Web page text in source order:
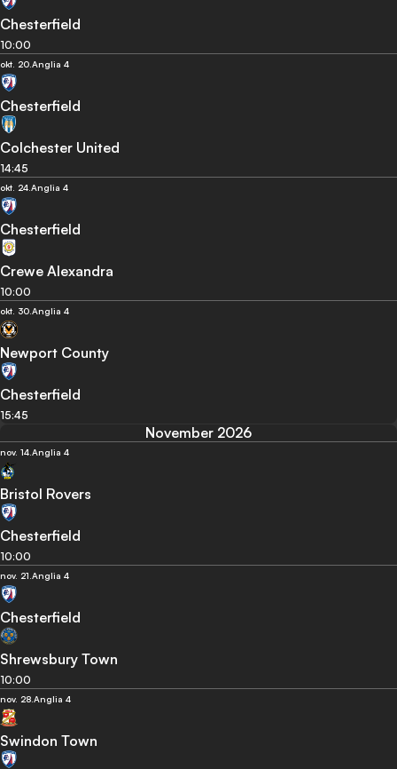
Chesterfield
10:00
okt. 20. Anglia 4
Chesterfield
Colchester United
14:45
okt. 24. Anglia 4
Chesterfield
Crewe Alexandra
10:00
okt. 30. Anglia 4
Newport County
Chesterfield
15:45
November 2026
nov. 14. Anglia 4
Bristol Rovers
Chesterfield
10:00
nov. 21. Anglia 4
Chesterfield
Shrewsbury Town
10:00
nov. 28. Anglia 4
Swindon Town